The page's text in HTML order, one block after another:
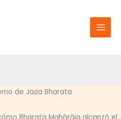
de Jaḍa Bharata